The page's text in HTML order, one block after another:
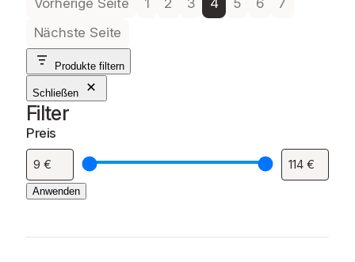
Nächste Seite
Produkte filtern
Schließen
Filter
Preis
Anwenden